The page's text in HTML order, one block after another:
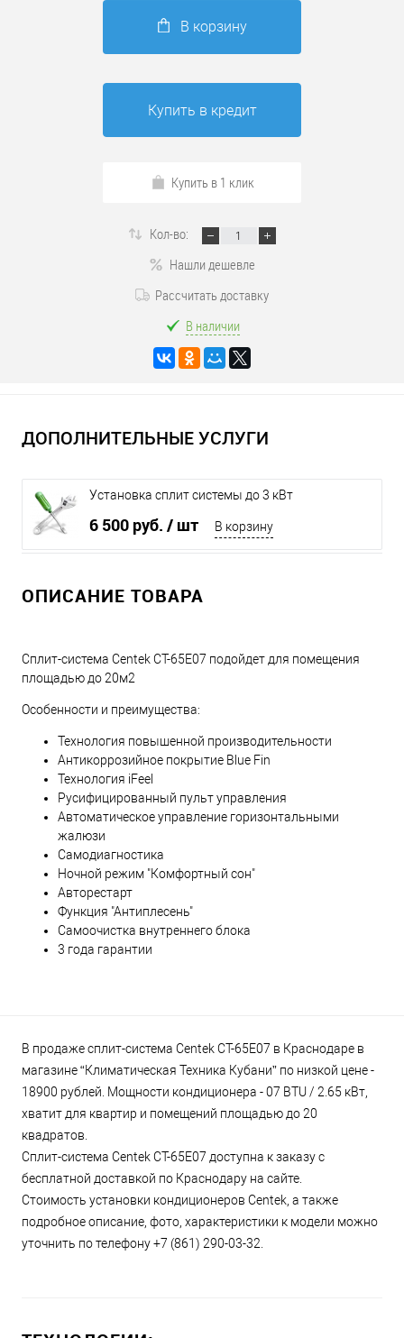
В корзину
Купить в кредит
Купить в 1 клик
Кол-во:
Нашли дешевле
Рассчитать доставку
В наличии
ДОПОЛНИТЕЛЬНЫЕ УСЛУГИ
Установка сплит системы до 3 кВт
6 500 руб. / шт В корзину
ОПИСАНИЕ ТОВАРА
Сплит-система Centek CT-65E07 подойдет для помещения
площадью до 20м2
Особенности и преимущества:
Технология повышенной производительности
Антикоррозийное покрытие Blue Fin
Технология iFeel
Русифицированный пульт управления
Автоматическое управление горизонтальными
жалюзи
Самодиагностика
Ночной режим "Комфортный сон"
Aвторестарт
Функция "Антиплесень"
Самоочистка внутреннего блока
3 года гарантии
В продаже сплит-система Centek CT-65E07 в Краснодаре в
магазине “Климатическая Техника Кубани” по низкой цене -
18900 рублей. Мощности кондиционера - 07 BTU / 2.65 кВт,
хватит для квартир и помещений площадью до 20
квадратов.
Сплит-система Centek CT-65E07 доступна к заказу с
бесплатной доставкой по Краснодару на сайте.
Стоимость установки кондиционеров Centek, а также
подробное описание, фото, характеристики к модели можно
уточнить по телефону +7 (861) 290-03-32.